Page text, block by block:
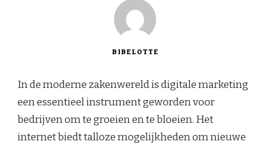
BIBELOTTE
In de moderne zakenwereld is digitale marketing
een essentieel instrument geworden voor
bedrijven om te groeien en te bloeien. Het
internet biedt talloze mogelijkheden om nieuwe